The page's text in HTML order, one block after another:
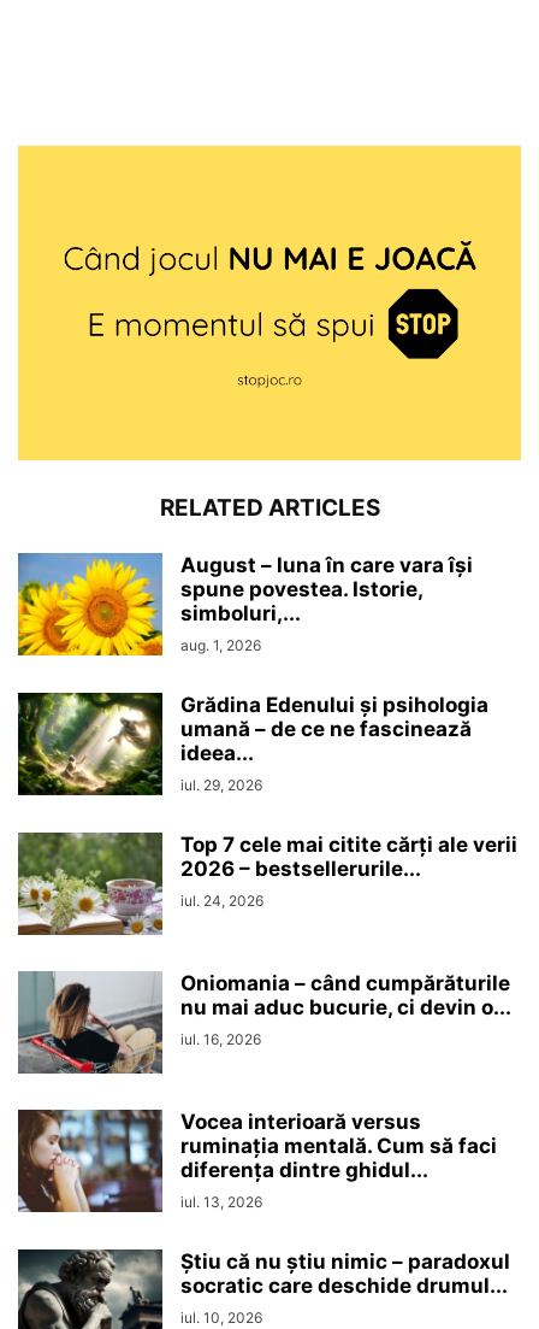
RELATED ARTICLES
August – luna în care vara își
spune povestea. Istorie,
simboluri,...
aug. 1, 2026
Grădina Edenului și psihologia
umană – de ce ne fascinează
ideea...
iul. 29, 2026
Top 7 cele mai citite cărți ale verii
2026 – bestsellerurile...
iul. 24, 2026
Oniomania – când cumpărăturile
nu mai aduc bucurie, ci devin o...
iul. 16, 2026
Vocea interioară versus
ruminaţia mentală. Cum să faci
diferența dintre ghidul...
iul. 13, 2026
Ştiu că nu ştiu nimic – paradoxul
socratic care deschide drumul...
iul. 10, 2026